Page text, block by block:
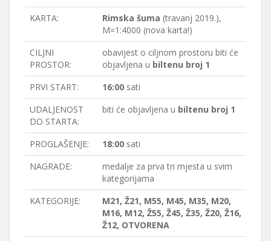
KARTA: Rimska šuma (travanj 2019.),
M=1:4000 (nova karta!)
CILJNI
PROSTOR:
obavijest o ciljnom prostoru biti će
objavljena u biltenu broj 1
PRVI START:
16:00 sati
UDALJENOST
DO STARTA:
biti će objavljena u biltenu broj 1
PROGLAŠENJE: 18:00 sati
NAGRADE:
medalje za prva tri mjesta u svim
kategorijama
KATEGORIJE:
M21, Ž21, M55, M45, M35, M20,
M16, M12, Ž55, Ž45, Ž35, Ž20, Ž16,
Ž12, OTVORENA